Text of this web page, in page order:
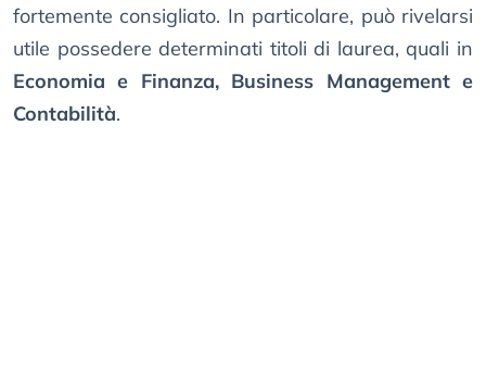
fortemente consigliato. In particolare, può rivelarsi
utile possedere determinati titoli di laurea, quali in
Economia e Finanza, Business Management e
Contabilità.